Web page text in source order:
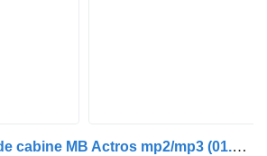
Panneau d'angle de cabine MB Actros mp2/mp3 (01.02-12.14) 9438840123 pour camion Mercedes-Benz Actros, Axor MP1, MP2, MP3 (1996-2014)